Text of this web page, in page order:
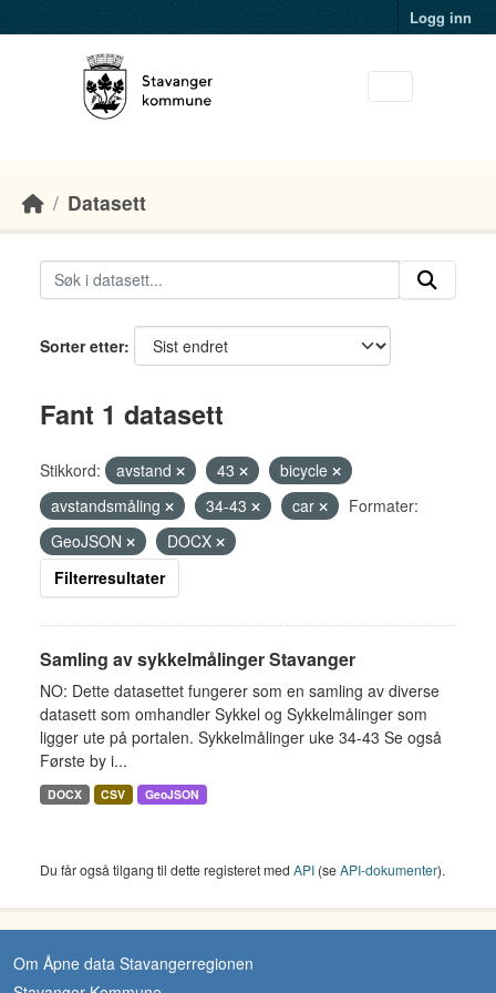
Logg inn
Datasett
Sorter etter
Fant 1 datasett
Stikkord: avstand 43
bicycle
avstandsmåling
34-43 car
Formater:
GeoJSON
DOCX
Filterresultater
Samling av sykkelmålinger Stavanger
NO: Dette datasettet fungerer som en samling av diverse
datasett som omhandler Sykkel og Sykkelmålinger som
ligger ute på portalen. Sykkelmålinger uke 34-43 Se også
Første by i...
DOCX CSV GeoJSON
Du får også tilgang til dette registeret med API (seAPI-dokumenter).
Om Åpne data Stavangerregionen